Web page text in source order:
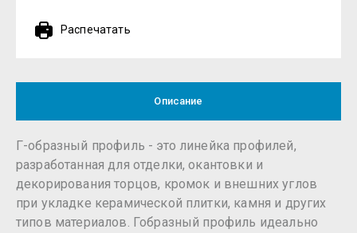
Распечатать
Описание
Г-образный профиль - это линейка профилей,
разработанная для отделки, окантовки и
декорирования торцов, кромок и внешних углов
при укладке керамической плитки, камня и других
типов материалов. Гобразный профиль идеально